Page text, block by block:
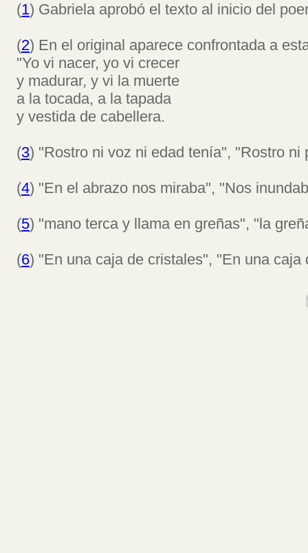
(1) Gabriela aprobó el texto al inicio del
(2) En el original aparece confrontada a
"Yo vi nacer, yo vi crecer
y madurar, y vi la muerte
a la tocada, a la tapada
y vestida de cabellera.
(3) "Rostro ni voz ni edad tenía", "Rostro ni
(4) "En el abrazo nos miraba", "Nos
(5) "mano terca y llama en greñas", "la
(6) "En una caja de cristales", "En una caja